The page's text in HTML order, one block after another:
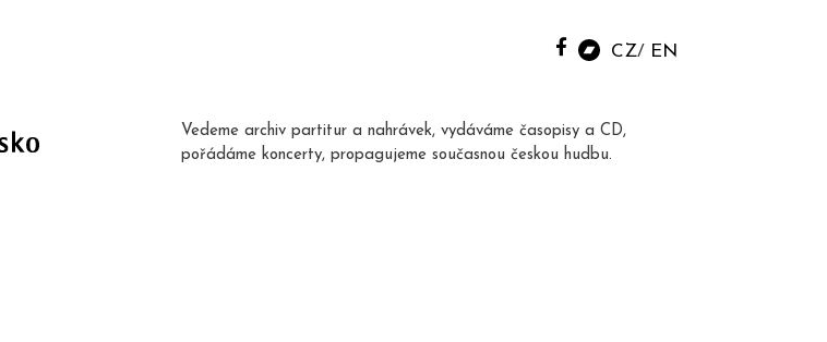
CZ EN
Vedeme archiv partitur a nahrávek, vydáváme časopisy a CD,
pořádáme koncerty, propagujeme současnou českou hudbu.